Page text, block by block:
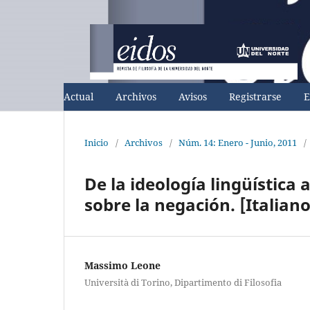
Actual Archivos Avisos Registrarse
Inicio / Archivos / Núm. 14: Enero - Junio, 2011 /
De la ideología lingüística
sobre la negación.
Massimo Leone
Università di Torino, Dipartimento di Filosofia